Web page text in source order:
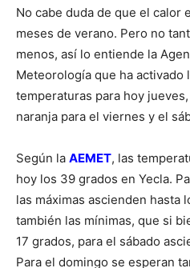
No cabe duda de que el calor
meses de verano. Pero no
menos, así lo entiende la
Meteorología que ha activado
temperaturas para hoy
naranja para el viernes y el
Según la AEMET, las
hoy los 39 grados en Yecla.
las máximas ascienden hasta
también las mínimas, que si
17 grados, para el sábado
Para el domingo se esperan